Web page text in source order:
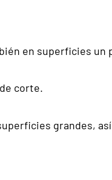
en superficies
corte.
grandes,